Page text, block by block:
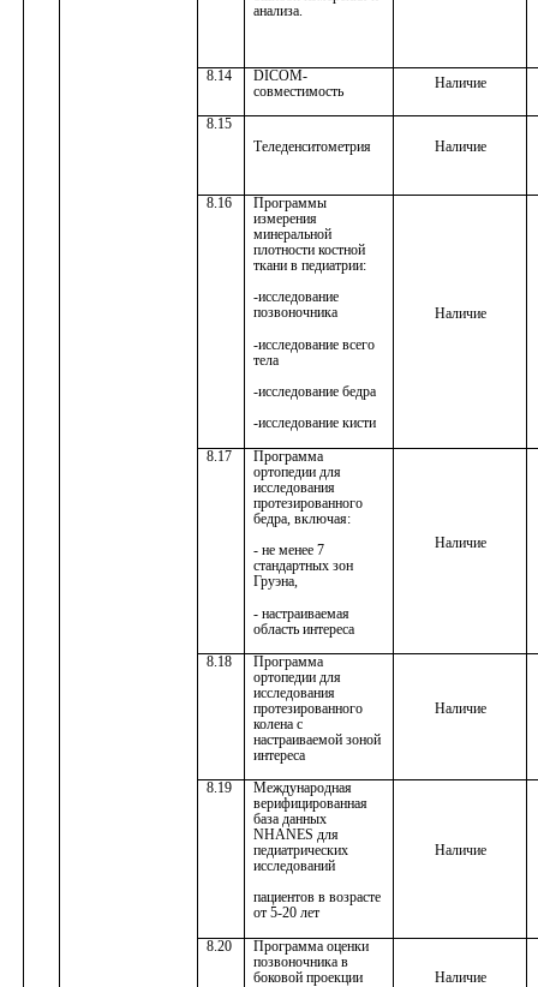
анализа.
8.14 DICOM-
совместимость
Наличие
8.15
Теледенситометрия
Наличие
8.16
Программы
измерения
минеральной
плотности костной
ткани в педиатрии:
-исследование
позвоночника
-исследование всего
тела
-исследование бедра
-исследование кисти
Наличие
8.17
Программа
ортопедии для
исследования
протезированного
бедра, включая:
- не менее 7
стандартных зон
Груэна,
- настраиваемая
область интереса
Наличие
8.18
Программа
ортопедии для
исследования
протезированного
колена с
настраиваемой зоной
интереса
Наличие
8.19
Международная
верифицированная
база данных
NHANES для
педиатрических
исследований
пациентов в возрасте
от 5-20 лет
Наличие
8.20
Программа оценки
позвоночника в
боковой проекции
Наличие